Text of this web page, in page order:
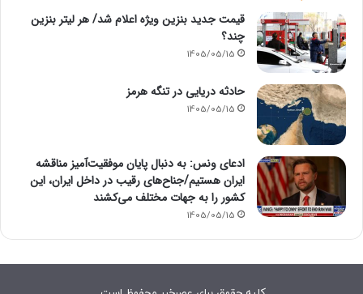
قیمت جدید بنزین ویژه اعلام شد/ هر لیتر بنزین
چند؟
1405/05/15
حادثه دریایی در تنگه هرمز
1405/05/15
ادعای ونس: به دنبال پایان موفقیت‌آمیز مناقشه
ایران هستیم/جناح‌های رقیب در داخل ایران، این
کشور را به جهات مختلف می‌کشند
1405/05/15